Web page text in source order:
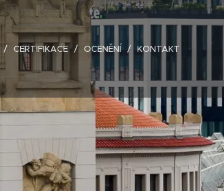
CERTIFIKACE OCENĚNÍ KONTAKT